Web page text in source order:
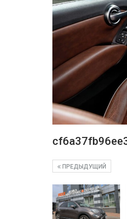
ПРЕДЫДУЩИЙ